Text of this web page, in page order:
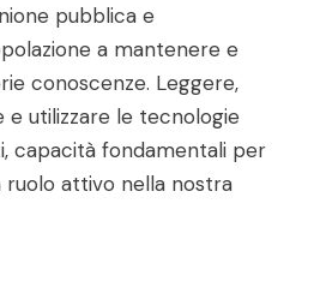
pubblica e
a mantenere e
conoscenze. Leggere,
e utilizzare le tecnologie
capacità fondamentali per
attivo nella nostra